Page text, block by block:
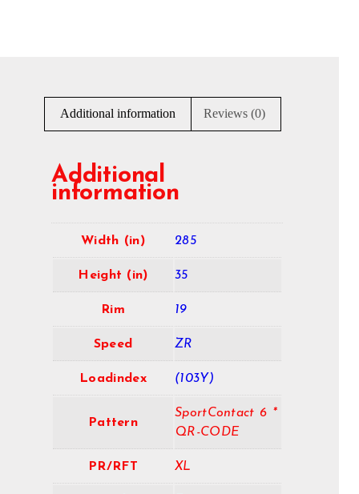
Additional information Reviews (0)
Additional
information
Width (in) 285
Height (in) 35
Rim 19
Speed ZR
Loadindex (103Y)
Pattern
SportContact 6 *
QR-CODE
PR/RFT XL